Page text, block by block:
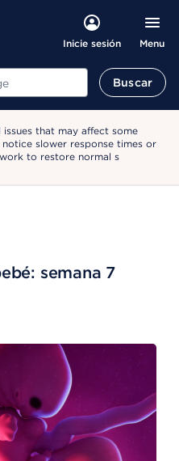
Inicie sesión Menu
Buscar
that may affect some
slower response times or
to restore normal s
semana 7